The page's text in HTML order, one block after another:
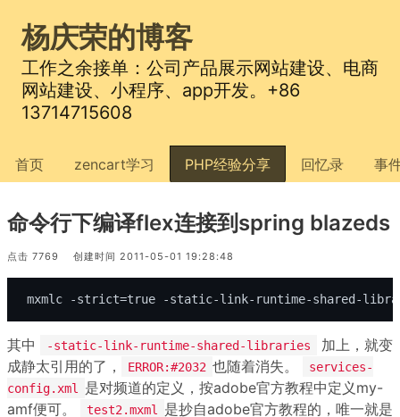
杨庆荣的博客
工作之余接单：公司产品展示网站建设、电商
网站建设、小程序、app开发。+86
13714715608
首页 zencart学习 PHP经验分享 回忆录 事
命令行下编译flex连接到spring blazeds
点击 7769 创建时间 2011-05-01 19:28:48
mxmlc -strict=true -static-link-runtime-shared-
其中 -static-link-runtime-shared-libraries
加上，就变
成静太引用的了，
ERROR:#2032 也随着消失。
services-
config.xml
是对频道的定义，按adobe官方教程中定义my-
amf便可。
test2.mxml
是抄自adobe官方教程的，唯一就是